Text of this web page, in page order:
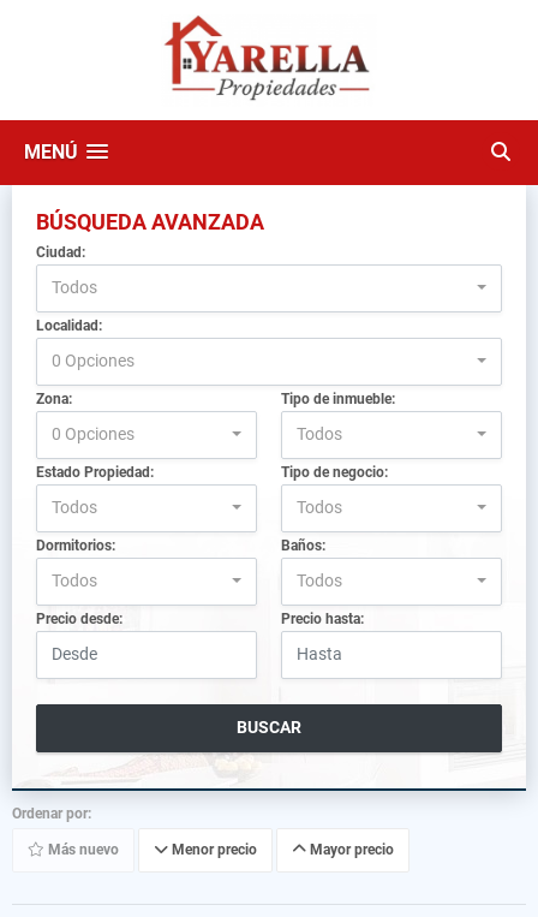
MENÚ
BÚSQUEDA AVANZADA
Ciudad:
Todos
Localidad:
0 Opciones
Zona:
0 Opciones
Tipo de inmueble:
Todos
Estado Propiedad:
Todos
Tipo de negocio:
Todos
Dormitorios:
Todos
Baños:
Todos
Precio desde: Precio hasta:
BUSCAR
Ordenar por:
Más nuevo Menor precio Mayor precio